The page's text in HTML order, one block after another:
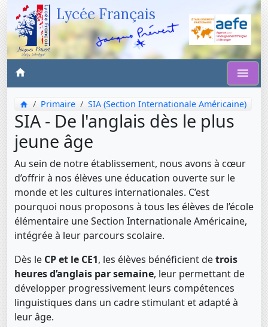
Lycée Français
Primaire SIA (Section Internationale Américaine)
SIA - De l'anglais dès le plus
jeune âge
Au sein de notre établissement, nous avons à cœur
d’offrir à nos élèves une éducation ouverte sur le
monde et les cultures internationales. C’est
pourquoi nous proposons à tous les élèves de l’école
élémentaire une Section Internationale Américaine,
intégrée à leur parcours scolaire.
Dès le CP et le CE1, les élèves bénéficient detrois
heures d’anglais par semaine, leur permettant de
développer progressivement leurs compétences
linguistiques dans un cadre stimulant et adapté à
leur âge.